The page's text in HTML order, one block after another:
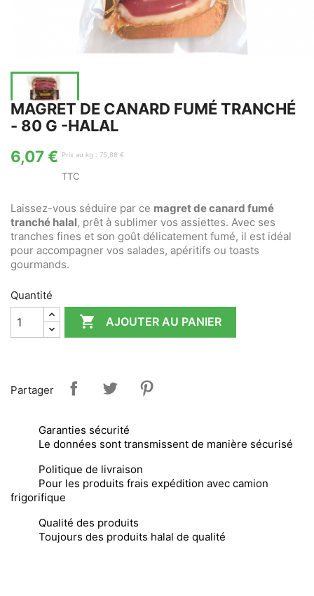
MAGRET DE CANARD FUMÉ TRANCHÉ
- 80 G -HALAL
6,07 € Prix au kg : 75,88 €
TTC
Laissez-vous séduire par ce magret de canard fumé
tranché halal, prêt à sublimer vos assiettes. Avec ses
tranches fines et son goût délicatement fumé, il est idéal
pour accompagner vos salades, apéritifs ou toasts
gourmands.
Quantité
 AJOUTER AU PANIER
Partager
Garanties sécurité
Le données sont transmissent de manière sécurisé
Politique de livraison
Pour les produits frais expédition avec camion
frigorifique
Qualité des produits
Toujours des produits halal de qualité